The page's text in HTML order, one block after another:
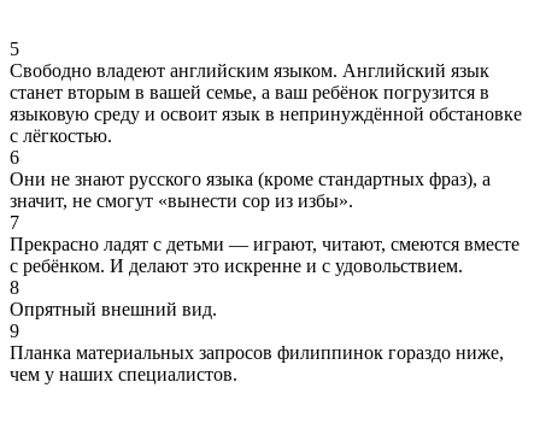
5
Свободно владеют английским языком. Английский язык
станет вторым в вашей семье, а ваш ребёнок погрузится в
языковую среду и освоит язык в непринуждённой обстановке
с лёгкостью.
6
Они не знают русского языка (кроме стандартных фраз), а
значит, не смогут «вынести сор из избы».
7
Прекрасно ладят с детьми — играют, читают, смеются вместе
с ребёнком. И делают это искренне и с удовольствием.
8
Опрятный внешний вид.
9
Планка материальных запросов филиппинок гораздо ниже,
чем у наших специалистов.